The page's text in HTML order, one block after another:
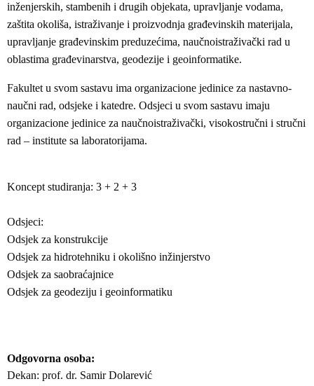
inženjerskih, stambenih i drugih objekata, upravljanje vodama,
zaštita okoliša, istraživanje i proizvodnja građevinskih materijala,
upravljanje građevinskim preduzećima, naučnoistraživački rad u
oblastima građevinarstva, geodezije i geoinformatike.
Fakultet u svom sastavu ima organizacione jedinice za nastavno-
naučni rad, odsjeke i katedre. Odsjeci u svom sastavu imaju
organizacione jedinice za naučnoistraživački, visokostručni i stručni
rad – institute sa laboratorijama.
Koncept studiranja: 3 + 2 + 3
Odsjeci:
Odsjek za konstrukcije
Odsjek za hidrotehniku i okolišno inžinjerstvo
Odsjek za saobraćajnice
Odsjek za geodeziju i geoinformatiku
Odgovorna osoba
Dekan: prof. dr. Samir Dolarević